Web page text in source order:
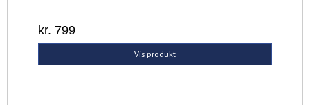
kr. 799
Vis produkt